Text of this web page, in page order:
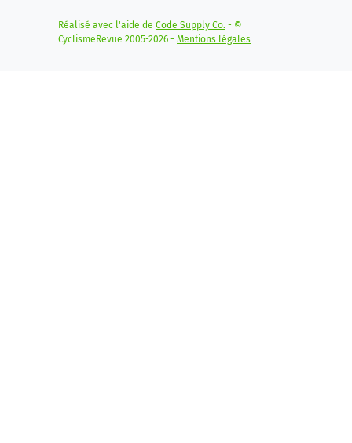
Réalisé avec l'aide de Code Supply Co. - ©
CyclismeRevue 2005-2026 - Mentions légales